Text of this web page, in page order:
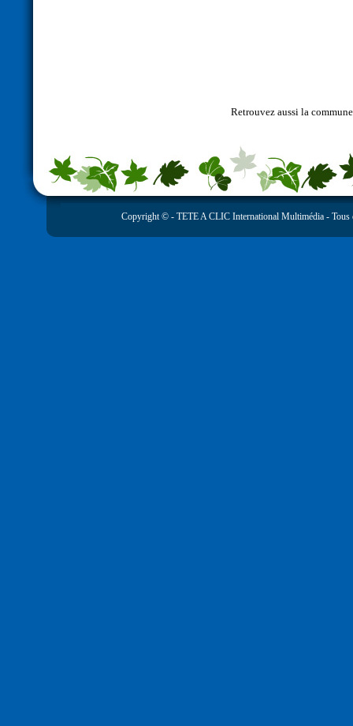
Retrouvez aussi la
Copyright © - TETE A CLIC International Multimédia - Tous